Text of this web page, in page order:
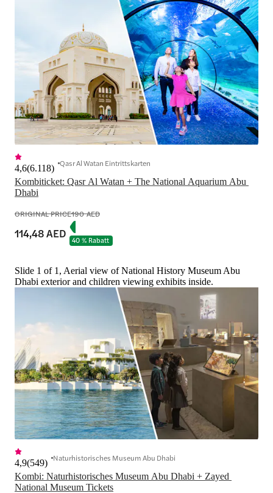
Kombiticket: Qasr Al Watan + The National Aquarium Abu
Dhabi
4,6(6.118) Qasr Al Watan Eintrittskarten
ORIGINAL PRICE190 AED
114,48 AED 40 % Rabatt
Slide 1 of 1, Aerial view of National History Museum Abu
Dhabi exterior and children viewing exhibits inside.
Kombi: Naturhistorisches Museum Abu Dhabi + Zayed
National Museum Tickets
4,9(549) Naturhistorisches Museum Abu Dhabi